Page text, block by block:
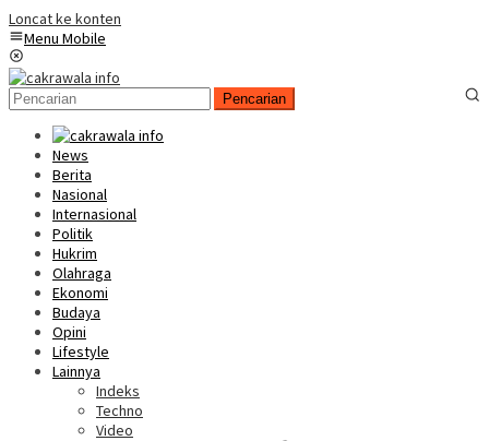
Loncat ke konten
Menu Mobile
Pencarian
News
Berita
Nasional
Internasional
Politik
Hukrim
Olahraga
Ekonomi
Budaya
Opini
Lifestyle
Lainnya
Indeks
Techno
Video